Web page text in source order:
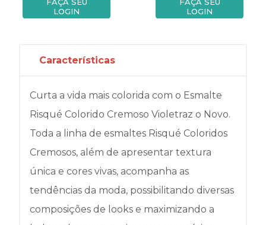
LOGIN
LOGIN
Características
Curta a vida mais colorida com o Esmalte
Risqué Colorido Cremoso Violetraz o Novo.
Toda a linha de esmaltes Risqué Coloridos
Cremosos, além de apresentar textura
única e cores vivas, acompanha as
tendências da moda, possibilitando diversas
composições de looks e maximizando a